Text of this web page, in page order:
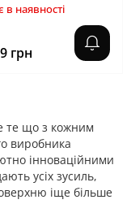
в наявності
грн
те що з кожним
виробника
інноваційними
усіх зусиль,
іще більше